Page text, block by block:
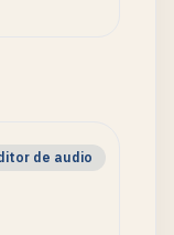
de audio